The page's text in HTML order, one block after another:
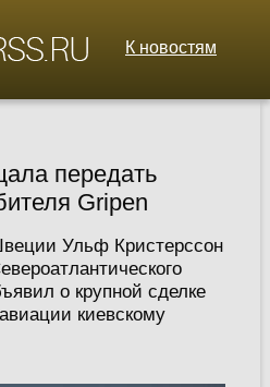
К новостям
передать
Gripen
Ульф Кристерссон
о крупной сделке
киевскому